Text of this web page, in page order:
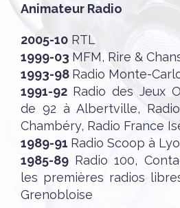
Animateur Radio
2005-10 RTL
1999-03 MFM, Rire &
1993-98 Radio Monte-
1991-92 Radio des Jeux
de 92 à Albertville,
Chambéry, Radio France
1989-91 Radio Scoop à
1985-89 Radio 100,
les premières radios
Grenobloise